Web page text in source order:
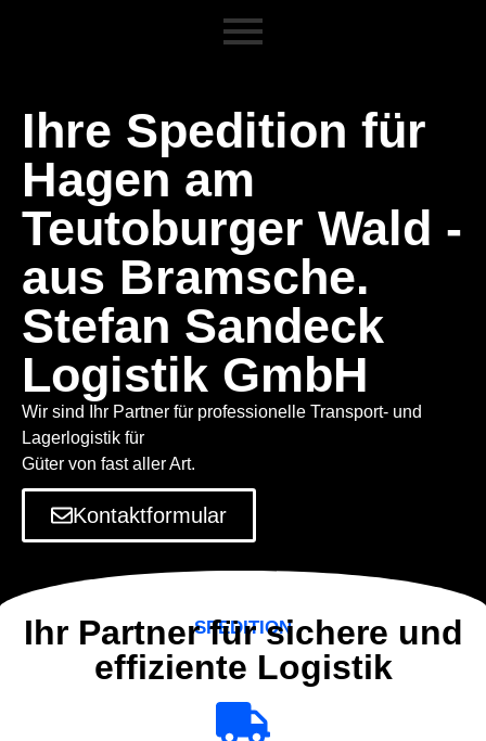
Ihre Spedition für
Hagen am
Teutoburger Wald -
aus Bramsche.
Stefan Sandeck
Logistik GmbH
Wir sind Ihr Partner für professionelle Transport- und
Lagerlogistik für
Güter von fast aller Art.
Kontaktformular
SPEDITION
Ihr Partner für sichere und
effiziente Logistik